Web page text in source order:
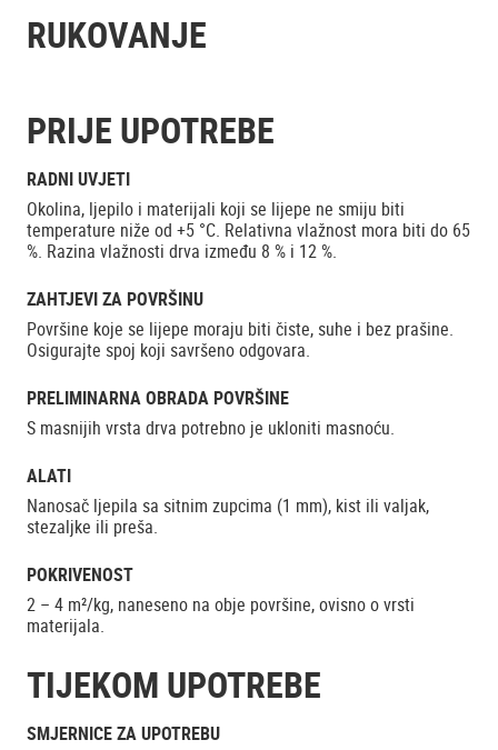
RUKOVANJE
PRIJE UPOTREBE
RADNI UVJETI
Okolina, ljepilo i materijali koji se lijepe ne smiju biti
temperature niže od +5 °C. Relativna vlažnost mora biti do 65
%. Razina vlažnosti drva između 8 % i 12 %.
ZAHTJEVI ZA POVRŠINU
Površine koje se lijepe moraju biti čiste, suhe i bez prašine.
Osigurajte spoj koji savršeno odgovara.
PRELIMINARNA OBRADA POVRŠINE
S masnijih vrsta drva potrebno je ukloniti masnoću.
ALATI
Nanosač ljepila sa sitnim zupcima (1 mm), kist ili valjak,
stezaljke ili preša.
POKRIVENOST
2 – 4 m²/kg, naneseno na obje površine, ovisno o vrsti
materijala.
TIJEKOM UPOTREBE
SMJERNICE ZA UPOTREBU